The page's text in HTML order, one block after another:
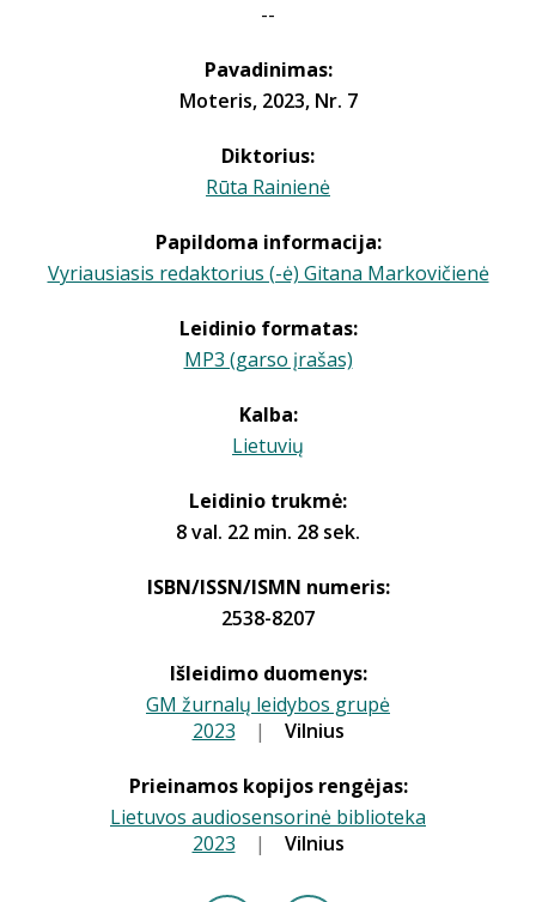
--
Pavadinimas:
Moteris, 2023, Nr. 7
Diktorius:
Rūta Rainienė
Papildoma informacija:
Vyriausiasis redaktorius (-ė) Gitana Markovičienė
Leidinio formatas:
MP3 (garso įrašas)
Kalba:
Lietuvių
Leidinio trukmė:
8 val. 22 min. 28 sek.
ISBN/ISSN/ISMN numeris:
2538-8207
Išleidimo duomenys:
GM žurnalų leidybos grupė
2023 | Vilnius
Prieinamos kopijos rengėjas:
Lietuvos audiosensorinė biblioteka
2023 | Vilnius